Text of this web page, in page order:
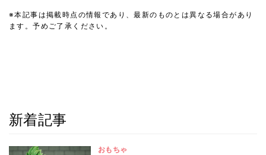
※本記事は掲載時点の情報であり、最新のものとは異なる場合があり
ます。予めご了承ください。
新着記事
おもちゃ